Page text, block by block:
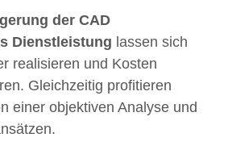
der CAD
Dienstleistung lassen sich
realisieren und Kosten
Gleichzeitig profitieren
einer objektiven Analyse und